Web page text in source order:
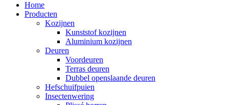
Home
Producten
Kozijnen
Kunststof kozijnen
Aluminium kozijnen
Deuren
Voordeuren
Terras deuren
Dubbel openslaande deuren
Hefschuifpuien
Insectenwering